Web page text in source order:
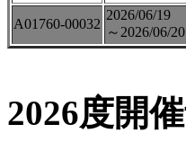
A01760-00032
2026/06/19
～2026/06/20
2026度開